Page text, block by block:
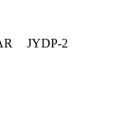
JYDP-2